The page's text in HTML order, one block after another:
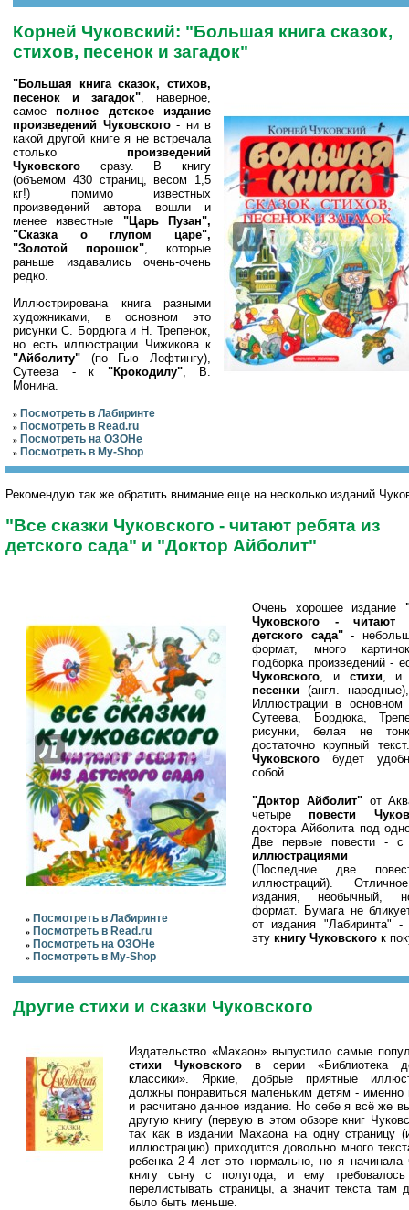
Корней Чуковский: "Большая книга сказок,
стихов, песенок и загадок"
"Большая книга сказок, стихов,
песенок и загадок" , наверное,
самоеполное детское издание
произведений Чуковского- ни в
какой другой книге я не встречала
столько произведений
Чуковского сразу. В книгу
(объемом 430 страниц, весом 1,5
кг!) помимо известных
произведений автора вошли и
менее известные "Царь Пузан",
"Сказка о глупом царе",
"Золотой порошок" , которые
раньше издавались очень-очень
редко.
Иллюстрирована книга разными
художниками, в основном это
рисунки С. Бордюга и Н. Трепенок,
но есть иллюстрации Чижикова к
"Айболиту" (по Гью Лофтингу),
Сутеева - к "Крокодилу", В.
Монина.
» Посмотреть в Лабиринте
» Посмотреть в Read.ru
» Посмотреть на ОЗОНе
» Посмотреть в My-Shop
Рекомендую так же обратить внимание еще на несколько изданий
"Все сказки Чуковского - читают ребята из
детского сада" и "Доктор Айболит"
» Посмотреть в Лабиринте
» Посмотреть в Read.ru
» Посмотреть на ОЗОНе
» Посмотреть в My-Shop
Очень хорошее издание
Чуковского - читают
детского сада"-
формат, много
подборка произведений -
Чуковского, и стихи, и
песенки (англ.
Иллюстрации в основном
Сутеева, Бордюка,
рисунки, белая не
достаточно крупный
Чуковского будет
собой.
"Доктор Айболит"от
четыреповести
доктора Айболита под
Две первые повести - с
иллюстрациями
(Последние две
иллюстраций).
издания, необычный,
формат. Бумага не
от издания "Лабиринта" -
эту книгу Чуковского к
Другие стихи и сказки Чуковского
Издательство «Махаон» выпустило самые
стихи Чуковскогов серии «Библиотека
классики». Яркие, добрые приятные
должны понравиться маленьким детям - именно
и расчитано данное издание. Но себе я всё же
другую книгу (первую в этом обзоре книг
так как в издании Махаона на одну страницу
иллюстрацию) приходится довольно много
ребенка 2-4 лет это нормально, но я начинала
книгу сыну с полугода, и ему
перелистывать страницы, а значит текста там
было быть меньше.